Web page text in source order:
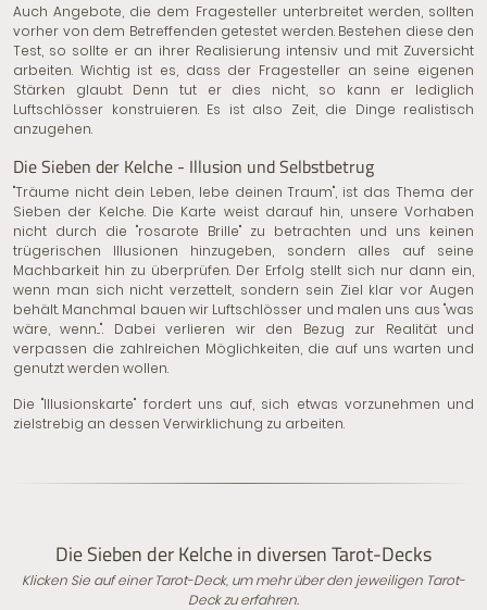
Auch Angebote, die dem Fragesteller unterbreitet werden, sollten
vorher von dem Betreffenden getestet werden. Bestehen diese den
Test, so sollte er an ihrer Realisierung intensiv und mit Zuversicht
arbeiten. Wichtig ist es, dass der Fragesteller an seine eigenen
Stärken glaubt. Denn tut er dies nicht, so kann er lediglich
Luftschlösser konstruieren. Es ist also Zeit, die Dinge realistisch
anzugehen.
Die Sieben der Kelche - Illusion und Selbstbetrug
"Träume nicht dein Leben, lebe deinen Traum", ist das Thema der
Sieben der Kelche. Die Karte weist darauf hin, unsere Vorhaben
nicht durch die "rosarote Brille" zu betrachten und uns keinen
trügerischen Illusionen hinzugeben, sondern alles auf seine
Machbarkeit hin zu überprüfen. Der Erfolg stellt sich nur dann ein,
wenn man sich nicht verzettelt, sondern sein Ziel klar vor Augen
behält. Manchmal bauen wir Luftschlösser und malen uns aus "was
wäre, wenn...". Dabei verlieren wir den Bezug zur Realität und
verpassen die zahlreichen Möglichkeiten, die auf uns warten und
genutzt werden wollen.
Die "Illusionskarte" fordert uns auf, sich etwas vorzunehmen und
zielstrebig an dessen Verwirklichung zu arbeiten.
Die Sieben der Kelche in diversen Tarot-Decks
Klicken Sie auf einer Tarot-Deck, um mehr über den jeweiligen Tarot-
Deck zu erfahren.